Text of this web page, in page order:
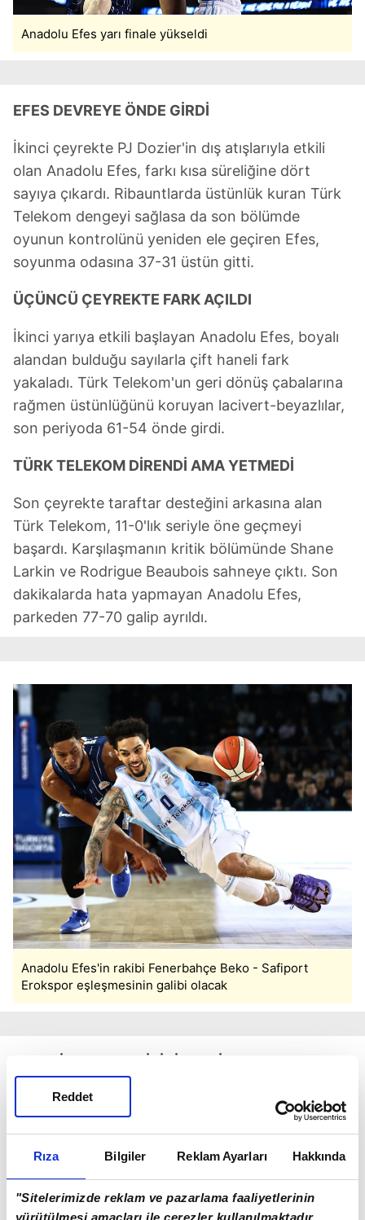
Rıza Bilgiler Reklam Ayarları Hakkında
"Sitelerimizde reklam ve pazarlama faaliyetlerinin
Reddet
Anadolu Efes yarı finale yükseldi
EFES DEVREYE ÖNDE GİRDİ
İkinci çeyrekte PJ Dozier'in dış atışlarıyla etkili
olan Anadolu Efes, farkı kısa süreliğine dört
sayıya çıkardı. Ribauntlarda üstünlük kuran Türk
Telekom dengeyi sağlasa da son bölümde
oyunun kontrolünü yeniden ele geçiren Efes,
soyunma odasına 37-31 üstün gitti.
ÜÇÜNCÜ ÇEYREKTE FARK AÇILDI
İkinci yarıya etkili başlayan Anadolu Efes, boyalı
alandan bulduğu sayılarla çift haneli fark
yakaladı. Türk Telekom'un geri dönüş çabalarına
rağmen üstünlüğünü koruyan lacivert-beyazlılar,
son periyoda 61-54 önde girdi.
TÜRK TELEKOM DİRENDİ AMA YETMEDİ
Son çeyrekte taraftar desteğini arkasına alan
Türk Telekom, 11-0'lık seriyle öne geçmeyi
başardı. Karşılaşmanın kritik bölümünde Shane
Larkin ve Rodrigue Beaubois sahneye çıktı. Son
dakikalarda hata yapmayan Anadolu Efes,
parkeden 77-70 galip ayrıldı.
Anadolu Efes'in rakibi Fenerbahçe Beko - Safiport
Erokspor eşleşmesinin galibi olacak
Serinin ilk maçını da 86-75 kazanan Anadolu
Efes, çeyrek final eşleşmesini 2-0 ile geçti.
Beko ile kozlarını paylaşacak.
LARKIN TAKIMINI TAŞIDI